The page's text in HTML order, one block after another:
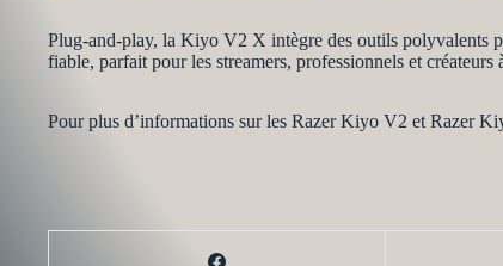
Plug-and-play, la Kiyo V2 X intègre des outils polyvalents
fiable, parfait pour les streamers, professionnels et
Pour plus d’informations sur les Razer Kiyo V2 et Razer